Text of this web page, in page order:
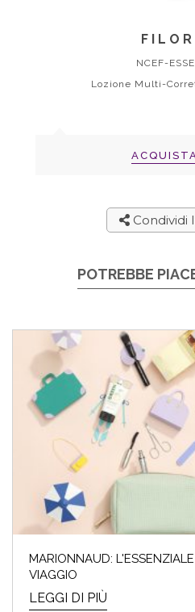
NCEF-
Lozione Multi-
Condividi
POTREBBE
MARIONNAUD:
VIAGGIO
LEGGI DI PIÙ